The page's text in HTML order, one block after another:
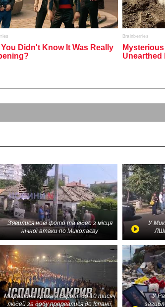
З'явилися нові фото та відео з місця
нічної атаки по Миколаєву
У
Міграційна криза в Європі: до 10 тисяч
людей за добу прорвалися до Іспанії,
У